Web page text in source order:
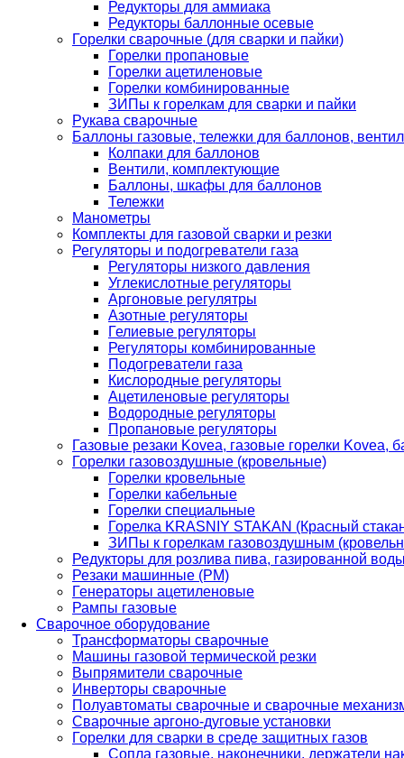
Редукторы для аммиака
Редукторы баллонные осевые
Горелки сварочные (для сварки и пайки)
Горелки пропановые
Горелки ацетиленовые
Горелки комбинированные
ЗИПы к горелкам для сварки и пайки
Рукава сварочные
Баллоны газовые, тележки для баллонов,
Колпаки для баллонов
Вентили, комплектующие
Баллоны, шкафы для баллонов
Тележки
Манометры
Комплекты для газовой сварки и резки
Регуляторы и подогреватели газа
Регуляторы низкого давления
Углекислотные регуляторы
Аргоновые регулятры
Азотные регуляторы
Гелиевые регуляторы
Регуляторы комбинированные
Подогреватели газа
Кислородные регуляторы
Ацетиленовые регуляторы
Водородные регуляторы
Пропановые регуляторы
Газовые резаки Kovea, газовые горелки Kovea,
Горелки газовоздушные (кровельные)
Горелки кровельные
Горелки кабельные
Горелки специальные
Горелка KRASNIY STAKAN (Красный
ЗИПы к горелкам газовоздушным
Редукторы для розлива пива, газированной
Резаки машинные (РМ)
Генераторы ацетиленовые
Рампы газовые
Сварочное оборудование
Трансформаторы сварочные
Машины газовой термической резки
Выпрямители сварочные
Инверторы сварочные
Полуавтоматы сварочные и сварочные
Сварочные аргоно-дуговые установки
Горелки для сварки в среде защитных газов
Сопла газовые, наконечники, держатели